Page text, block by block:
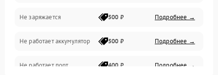
Объективы
Программные сбои
Коммуникации и интерфейсы
Не заряжается 500 ₽ Подробнее →
Не работает аккумулятор 500 ₽ Подробнее →
Не работает порт 400 ₽ Подробнее →